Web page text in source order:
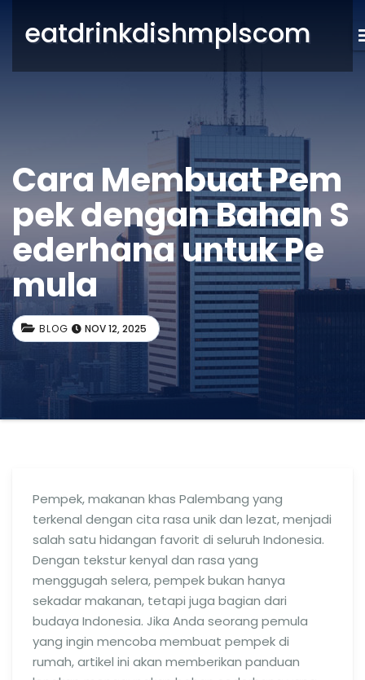
eatdrinkdishmplscom
Cara Membuat Pem
pek dengan Bahan S
ederhana untuk Pe
mula
BLOG NOV 12, 2025
Pempek, makanan khas Palembang yang
terkenal dengan cita rasa unik dan lezat, menjadi
salah satu hidangan favorit di seluruh Indonesia.
Dengan tekstur kenyal dan rasa yang
menggugah selera, pempek bukan hanya
sekadar makanan, tetapi juga bagian dari
budaya Indonesia. Jika Anda seorang pemula
yang ingin mencoba membuat pempek di
rumah, artikel ini akan memberikan panduan